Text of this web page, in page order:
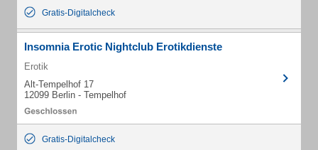
Gratis-Digitalcheck
Insomnia Erotic Nightclub Erotikdienste
Erotik
Alt-Tempelhof 17
12099 Berlin - Tempelhof
Gratis-Digitalcheck